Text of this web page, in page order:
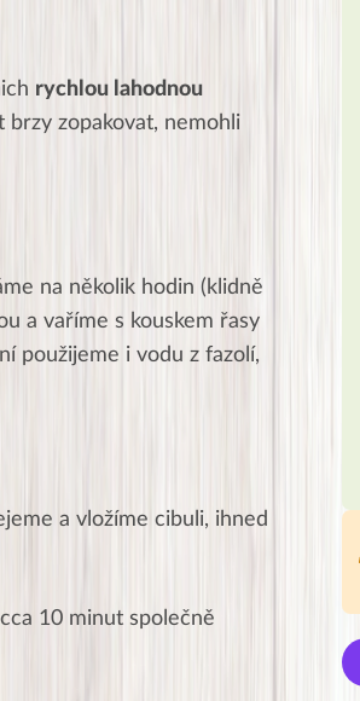
rychlou lahodnou
brzy zopakovat, nemohli
na několik hodin (klidně
a vaříme s kouskem řasy
použijeme i vodu z fazolí,
a vložíme cibuli, ihned
10 minut společně